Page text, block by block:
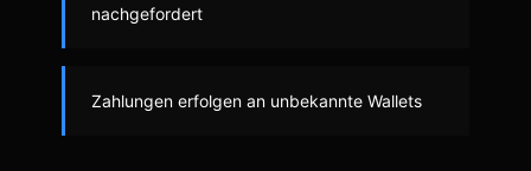
nachgefordert
Zahlungen erfolgen an unbekannte Wallets